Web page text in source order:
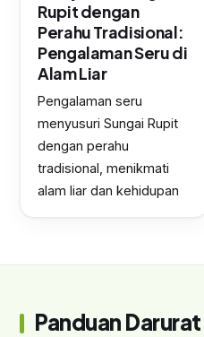
Rupit dengan
Perahu Tradisional:
Pengalaman Seru di
Alam Liar
Pengalaman seru
menyusuri Sungai Rupit
dengan perahu
tradisional, menikmati
alam liar dan kehidupan
Panduan